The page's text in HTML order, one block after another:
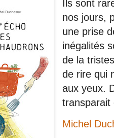
Ils sont
nos jours,
une prise
inégalités
de la
de rire qui
aux yeux.
Michel